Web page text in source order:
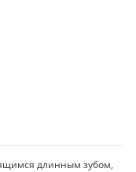
длинным зубом,